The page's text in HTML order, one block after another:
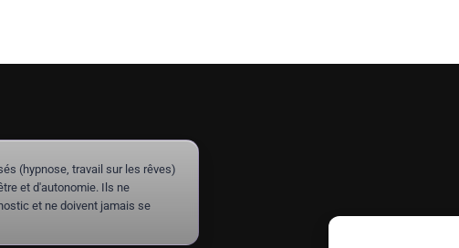
(hypnose, travail sur les rêves)
et d'autonomie. Ils ne
et ne doivent jamais se